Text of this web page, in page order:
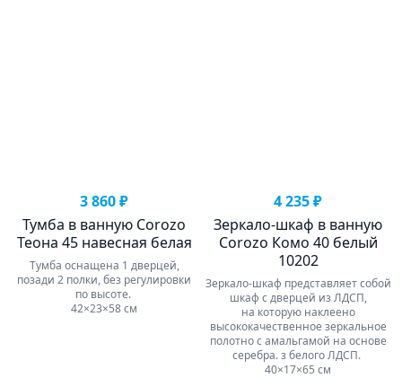
3 860 ₽
Тумба в ванную Corozo
Теона 45 навесная белая
Тумба оснащена 1 дверцей,
позади 2 полки, без регулировки
по высоте.
42×23×58 см
4 235 ₽
Зеркало-шкаф в ванную
Corozo Комо 40 белый
10202
Зеркало-шкаф представляет собой
шкаф с дверцей из ЛДСП,
на которую наклеено
высококачественное зеркальное
полотно с амальгамой на основе
серебра. з белого ЛДСП.
40×17×65 см